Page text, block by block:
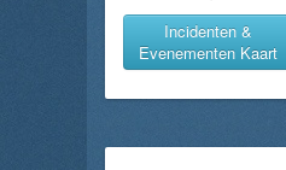
Incidenten &
Evenementen Kaart